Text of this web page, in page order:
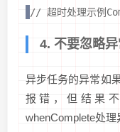
// 超时处理示例
4. 不要忽略
异步任务的异常如
报错，但结果
whenComplete处理